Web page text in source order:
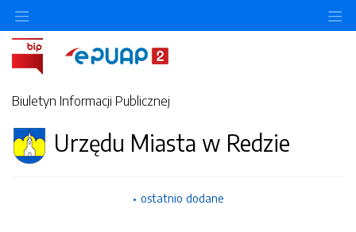
Biuletyn Informacji Publicznej
Urzędu Miasta w Redzie
ostatnio dodane